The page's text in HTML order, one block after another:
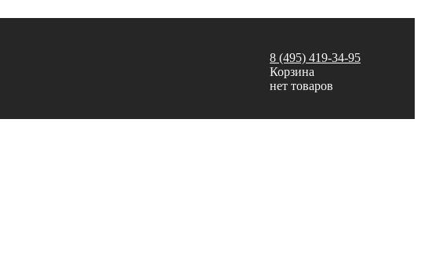
8 (495) 419-34-95
Корзина
нет товаров